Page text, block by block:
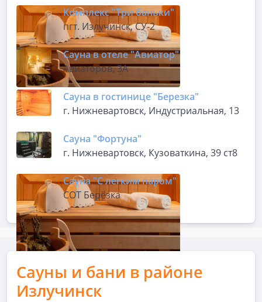
Комплекс "Три баньки"
пгт. Излучинск, СУ-2
Сауна в отеле "Авиатор"
Авиаторов, 3А
Сауна в гостинице "Березка"
г. Нижневартовск, Индустриальная, 13
Сауна "Фортуна"
г. Нижневартовск, Кузоваткина, 39 ст8
Сауна "С легким паром"
СОТ Берёзка
Сауны и бани в районе
Излучинск